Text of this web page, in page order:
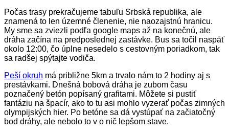
Počas trasy prekračujeme tabuľu Srbská republika, ale
znamená to len územné členenie, nie naozajstnú hranicu.
My sme sa zviezli podľa google maps až na konečnú, ale
dráha začína na predposlednej zastávke. Bus sa točil naspäť
okolo 12:00, čo úplne nesedelo s cestovným poriadkom, tak
sa radšej spýtajte vodiča.
Peší okruh má približne 5km a trvalo nám to 2 hodiny aj s
prestávkami. Dnešná bobová dráha je zubom času
poznačený betón popísaný grafitami. Môžete si pustiť
fantáziu na špacír, ako to tu asi mohlo vyzerať počas zimných
olympijských hier. Po betóne sa dá vystúpať na začiatočný
bod dráhy, ale nebolo to v o nič lepšom stave.